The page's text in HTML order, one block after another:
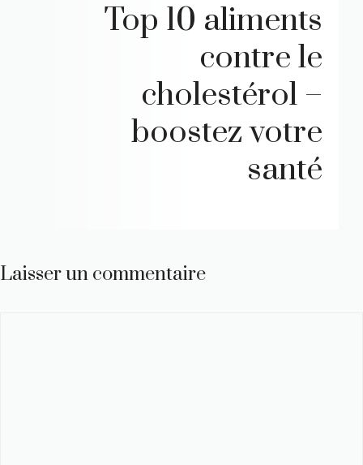
Top 10 aliments
contre le
cholestérol –
boostez votre
santé
Laisser un commentaire